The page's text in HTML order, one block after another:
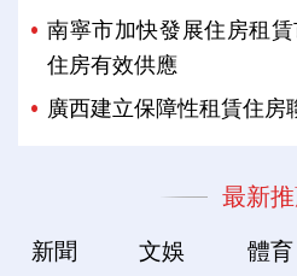
南寧市加快發展住房租
住房有效供應
廣西建立保障性租賃住房
最新
新聞 文娛 體育